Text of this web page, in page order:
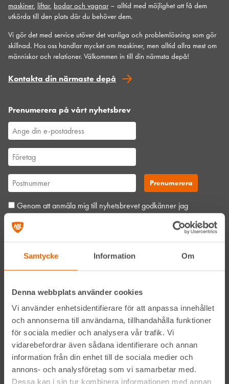
Samtycke Information Om
Denna webbplats använder cookies
Vi använder enhetsidentifierare för att anpassa innehållet
och annonserna till användarna, tillhandahålla funktioner
för sociala medier och analysera vår trafik. Vi
vidarebefordrar även sådana identifierare och annan
information från din enhet till de sociala medier och
annons- och analysföretag som vi samarbetar med.
Dessa kan i sin tur kombinera informationen med annan
maskiner, liftar, bodar och vagnar– alltid med möjlighet att få dem
utkörda till den plats där du behöver dem.
Vi gör det med service utöver det vanliga och problemlösning som gör
skillnad. Hos oss handlar mycket om maskiner, men alltid allra mest om
människor och relationer. Välkommen in till din närmsta depå!
Kontakta din närmaste depå
Prenumerera på vårt nyhetsbrev
Genom att anmäla mig till nyhetsbrevet godkänner jag
Facebook
LinkedIn
Navigation